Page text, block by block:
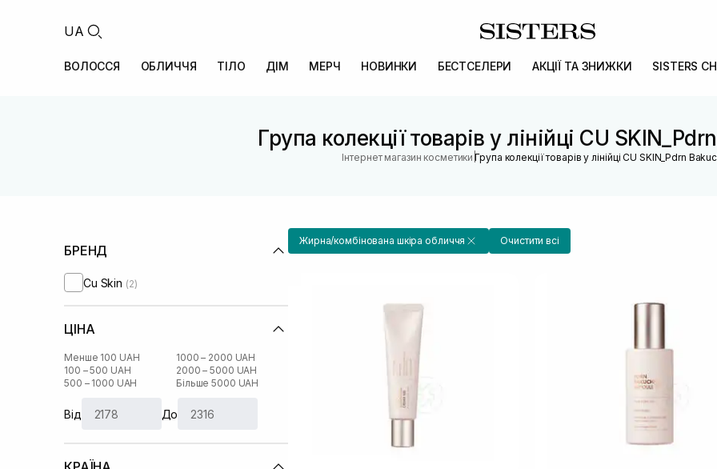
UA
ВОЛОССЯ ОБЛИЧЧЯ ТІЛО ДІМ МЕРЧ НОВИНКИ БЕСТСЕЛЕРИ АКЦІЇ ТА ЗНИЖКИ SISTERS
Група колекції товарів у лінійці CU
Інтернет магазин косметики |Група колекції товарів у лінійці CU SKIN_Pdrn
БРЕНД
Cu Skin (2)
ЦІНА
Менше 100 UAH
100 – 500 UAH
500 – 1000 UAH
1000 – 2000 UAH
2000 – 5000 UAH
Більше 5000 UAH
Від До
Жирна/комбінована шкіра обличчя Очистити всі